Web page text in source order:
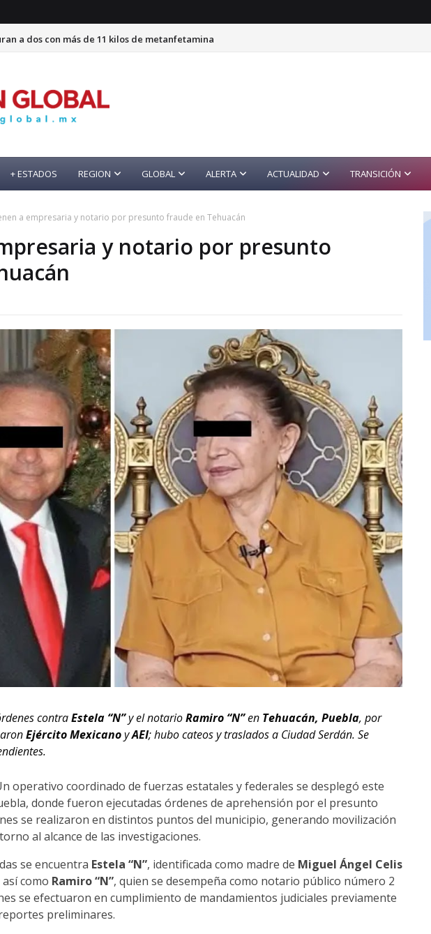
a dos con más de 11 kilos de metanfetamina
+ ESTADOS REGION GLOBAL ALERTA ACTUALIDAD TRANSICIÓN
a empresaria y notario por presunto fraude en Tehuacán
y notario por presunto
contraEstela “N”y el notarioRamiro “N”en Tehuacán, Puebla, por
Ejército MexicanoyAEI; hubo cateos y traslados a Ciudad Serdán. Se
operativo coordinado de fuerzas estatales y federales se desplegó este
donde fueron ejecutadas órdenes de aprehensión por el presunto
se realizaron en distintos puntos del municipio, generando movilización
al alcance de las investigaciones.
se encuentra Estela “N”, identificada como madre de Miguel Ángel Celis
así como Ramiro “N”, quien se desempeña como notario público número 2
se efectuaron en cumplimiento de mandamientos judiciales previamente
preliminares.